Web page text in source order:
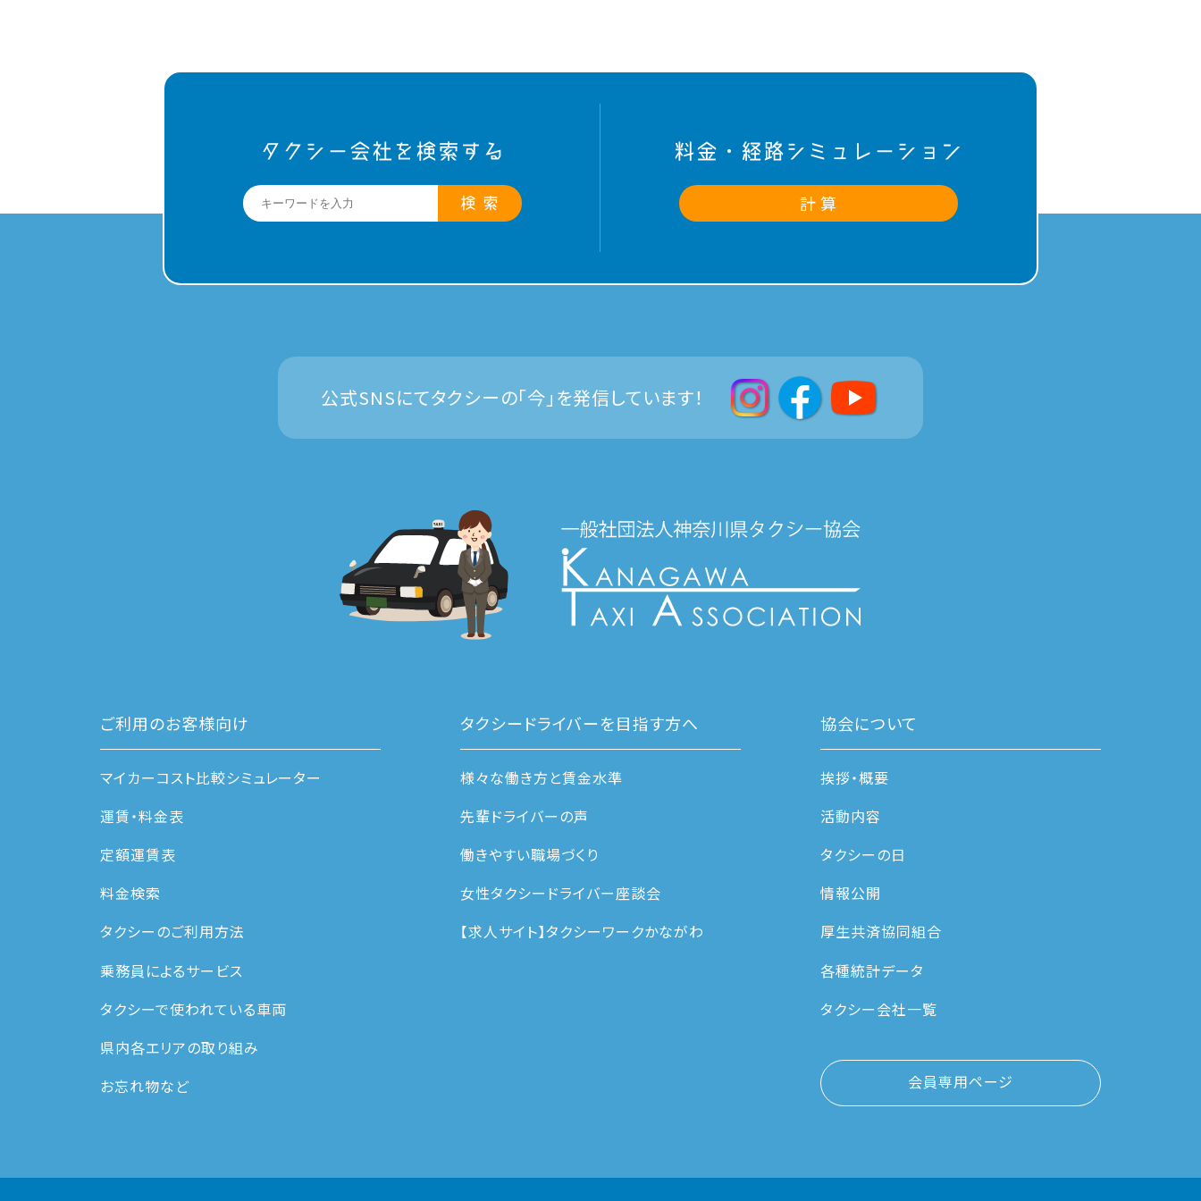
タクシー会社を検索する
検 索
料金・経路シミュレーション
計 算
公式SNSにてタクシーの「今」を発信しています！
ご利用のお客様向け
マイカーコスト比較シミュレーター
運賃・料⾦表
定額運賃表
料金検索
タクシーのご利用方法
乗務員によるサービス
タクシーで使われている車両
県内各エリアの取り組み
お忘れ物など
タクシードライバーを目指す方へ
様々な働き方と賃金水準
先輩ドライバーの声
働きやすい職場づくり
女性タクシードライバー座談会
【求人サイト】タクシーワークかながわ
協会について
挨拶・概要
活動内容
タクシーの日
情報公開
厚生共済協同組合
各種統計データ
タクシー会社一覧
会員専用ページ